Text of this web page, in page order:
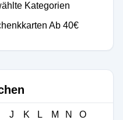
Kategorien
Ab 40€
J K L M N
O